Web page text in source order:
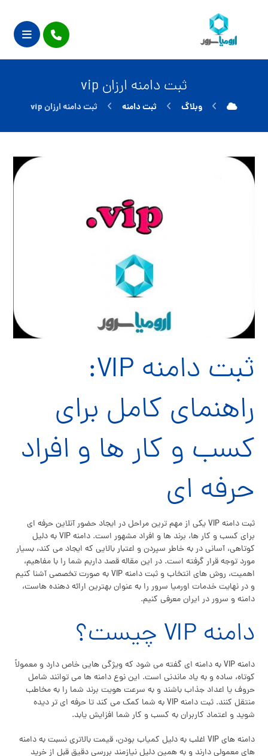
ثبت دامنه ارزان vip
وبلاگ ثبت دامنه ثبت دامنه ارزان vip
ثبت دامنه VIP:
راهنمای کامل برای
کسب و کار ها و افراد
حرفه ای
ثبت دامنه VIP یکی از مهم ترین مراحل در ایجاد حضور آنلاین حرفه ای
برای کسب و کار ها، برند ها و افراد مشهور است. دامنه VIP به دلیل
کوتاهی، آسانی در به خاطر سپردن و اعتبار بالایی که ایجاد می کند، بسیار
مورد توجه قرار گرفته است. در این مقاله قصد داریم شما را با مفاهیم،
اهمیت، روش های انتخاب و ثبت دامنه VIP به صورت تخصصی آشنا کنیم
و در نهایت خدمات اورمیا سرور را به عنوان بهترین ارائه دهنده هاست،
دامنه و سرور در ایران معرفی کنیم.
دامنه VIP چیست؟
دامنه VIP به دامنه ای گفته می شود که ویژگی هایی خاص دارد و معمولاً
کوتاه، ساده و به یاد ماندنی است. این نوع دامنه ها می توانند شامل
حروف یا اعداد جذاب باشند و به سرعت هویت برند شما را به مخاطب
منتقل کنند. ثبت دامنه VIP به شما کمک می کند تا حرفه ای تر دیده
شوید و اعتماد کاربران به کسب و کار شما افزایش یابد.
دامنه های VIP اغلب به دلیل کمیاب بودن، قیمت بالاتری نسبت به دامنه
های معمولی دارند و به همین دلیل نیازمند بررسی دقیق قبل از خرید